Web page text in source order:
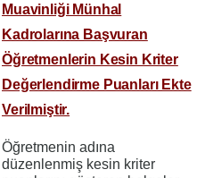
Muavinliği Münhal
Kadrolarına Başvuran
Öğretmenlerin Kesin Kriter
Değerlendirme Puanları Ekte
Verilmiştir.
Öğretmenin adına
düzenlenmiş kesin kriter